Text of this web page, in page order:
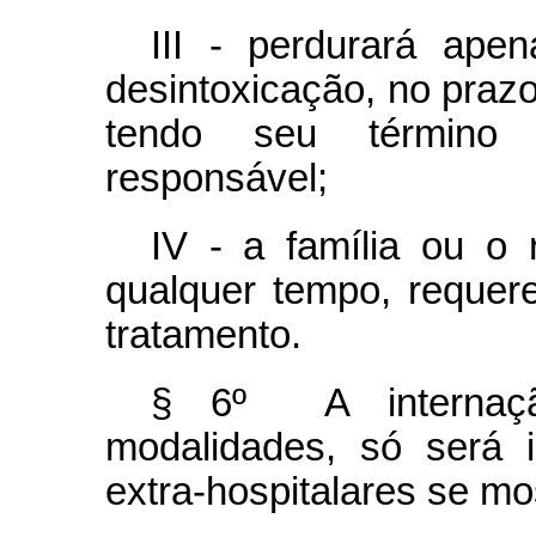
III - perdurará
desintoxicação, no
tendo seu término
responsável;
IV - a família ou o
qualquer tempo,
tratamento.
§ 6º A
modalidades, só será
extra-hospitalares se